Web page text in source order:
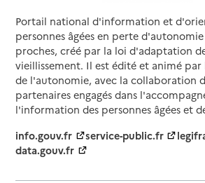
Portail national d'information et
personnes âgées en perte
proches, créé par la loi d'adaptation
vieillissement. Il est édité et animé
de l'autonomie, avec la collaboration
partenaires engagés dans
l'information des personnes âgées et
info.gouv.fr
service-public.fr
data.gouv.fr